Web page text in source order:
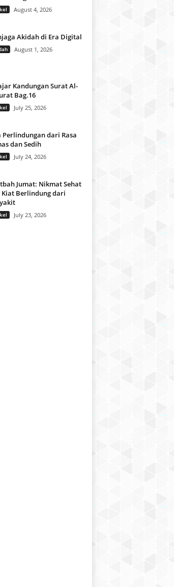
August 4, 2026
Akidah di Era Digital
August 1, 2026
Kandungan Surat Al-
Bag.16
July 25, 2026
Perlindungan dari Rasa
dan Sedih
July 24, 2026
Jumat: Nikmat Sehat
Kiat Berlindung dari
July 23, 2026